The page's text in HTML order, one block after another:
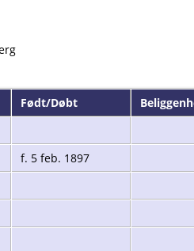
Født/Døbt
f. 5 feb. 1897